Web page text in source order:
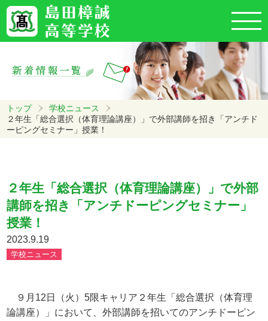
トップ
学校ニュース
２年生「総合選択（体育理論講座）」で外部講師を招き「アンチド
ーピングセミナー」授業！
２年生「総合選択（体育理論講座）」で外部
講師を招き「アンチドーピングセミナー」
授業！
2023.9.19
学校ニュース
９月 12 日（火）5限キャリア２年生「総合選択（体育理
論講座）」において、外部講師を招いてのアンチドーピン